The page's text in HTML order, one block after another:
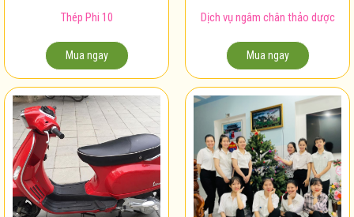
Thép Phi 10
Mua ngay
Dịch vụ ngâm chân thảo dược
Mua ngay